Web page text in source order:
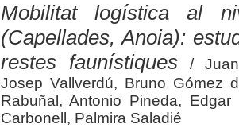
Mobilitat logística al
(Capellades, Anoia):
restes faunístiques / Juan
Josep Vallverdú, Bruno Gómez
Rabuñal, Antonio Pineda,
Carbonell, Palmira Saladié